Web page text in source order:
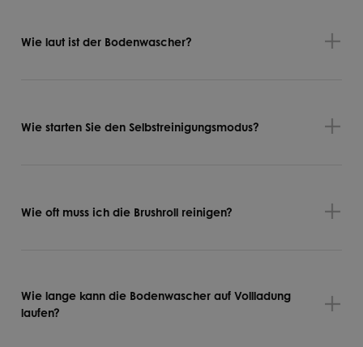
Wie laut ist der Bodenwascher?
Wie starten Sie den Selbstreinigungsmodus?
Wie oft muss ich die Brushroll reinigen?
Wie lange kann die Bodenwascher auf Vollladung
laufen?